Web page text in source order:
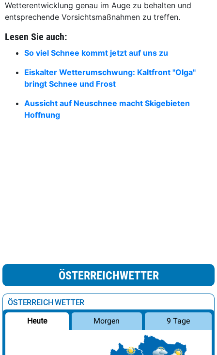
Wetterentwicklung genau im Auge zu behalten und
entsprechende Vorsichtsmaßnahmen zu treffen.
Lesen Sie auch:
So viel Schnee kommt jetzt auf uns zu
Eiskalter Wetterumschwung: Kaltfront "Olga"
bringt Schnee und Frost
Aussicht auf Neuschnee macht Skigebieten
Hoffnung
ÖSTERREICHWETTER
ÖSTERREICH WETTER
Heute Morgen 9 Tage